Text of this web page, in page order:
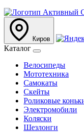
Киров
Каталог
Велосипеды
Мототехника
Самокаты
Скейты
Роликовые
Электромобили
Коляски
Шезлонги